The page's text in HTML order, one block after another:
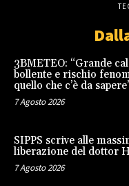
3BMETEO: “Grande
bollente e rischio
quello che c’è da
7 Agosto 2026
SIPPS scrive alle
liberazione del dottor
7 Agosto 2026